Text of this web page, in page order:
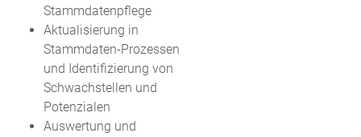
Stammdatenpflege
Aktualisierung in
Stammdaten-Prozessen
und Identifizierung von
Schwachstellen und
Potenzialen
Auswertung und